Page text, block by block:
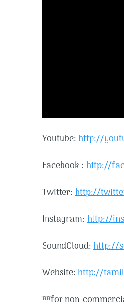
Youtube: http://
Facebook : http://
Twitter: http://
Instagram: http://
SoundCloud: http://
Website: http://
**for non-